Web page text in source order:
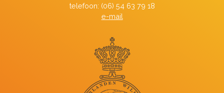
telefoon: (06) 54 63 79 18
e-mail